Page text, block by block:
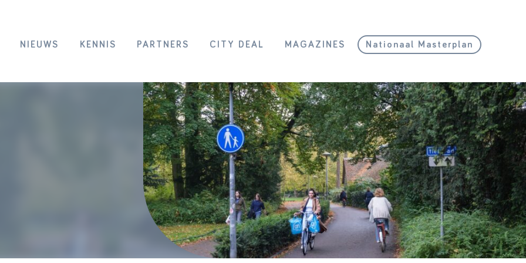
NIEUWS KENNIS PARTNERS CITY DEAL MAGAZINES Nationaal Masterplan